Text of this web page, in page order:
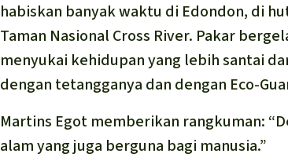
habiskan banyak waktu di Edondon, di
Taman Nasional Cross River. Pakar
menyukai kehidupan yang lebih santai
dengan tetangganya dan dengan Eco-
Martins Egot memberikan rangkuman:
alam yang juga berguna bagi manusia.”